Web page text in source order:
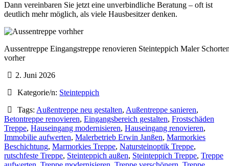
Dann vereinbaren Sie jetzt eine unverbindliche Beratung – oft ist
deutlich mehr möglich, als viele Hausbesitzer denken.
Aussentreppe Eingangstreppe renovieren Steinteppich Maler
vorher
2. Juni 2026
Kategorie/n: Steinteppich
Tags:Außentreppe neu gestalten,Außentreppe sanieren,
Betontreppe renovieren, Eingangsbereich gestalten, Frostschäden
Treppe, Hauseingang modernisieren, Hauseingang renovieren,
Immobilie aufwerten, Malerbetrieb Erwin Janßen, Marmorkies
Beschichtung, Marmorkies Treppe, Natursteinoptik Treppe,
rutschfeste Treppe, Steinteppich außen, Steinteppich Treppe, Treppe